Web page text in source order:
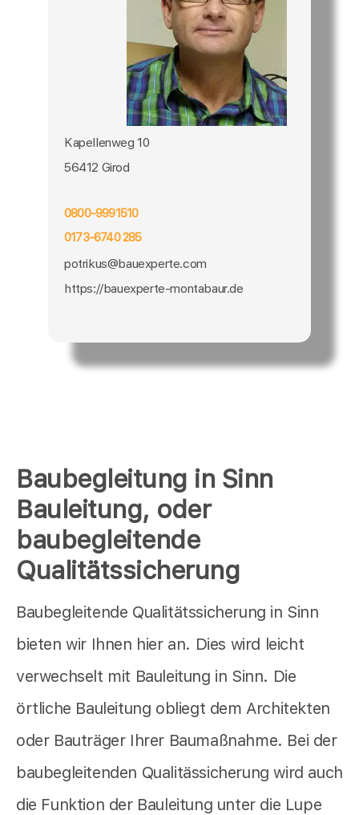
Baubegleitung in Sinn
Bauleitung, oder
baubegleitende
Qualitätssicherung
Baubegleitende Qualitätssicherung in Sinn
bieten wir Ihnen hier an. Dies wird leicht
verwechselt mit Bauleitung in Sinn. Die
örtliche Bauleitung obliegt dem Architekten
oder Bauträger Ihrer Baumaßnahme. Bei der
baubegleitenden Qualitässicherung wird auch
die Funktion der Bauleitung unter die Lupe
Kapellenweg 10
56412 Girod
0800-9991510
0173-6740 285
potrikus@bauexperte.com
https://bauexperte-montabaur.de